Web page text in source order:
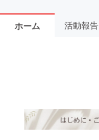
ホーム 活動報告